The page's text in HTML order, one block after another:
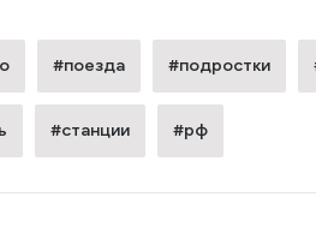
#поезда #подростки
#станции #рф